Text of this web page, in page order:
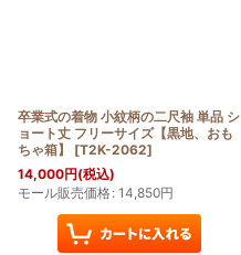
卒業式の着物 小紋柄の二尺袖 単品 シ
ョート丈 フリーサイズ【黒地、おも
ちゃ箱】
[T2K-2062]
14,000円(税込)
モール販売価格: 14,850円